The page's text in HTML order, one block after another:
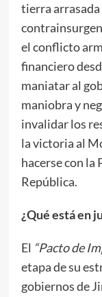
tierra
el conflicto
financiero
maniatar al
maniobra y
invalidar los
la victoria al
hacerse con la
República.
¿Qué está en
El “Pacto de
etapa de su
gobiernos de